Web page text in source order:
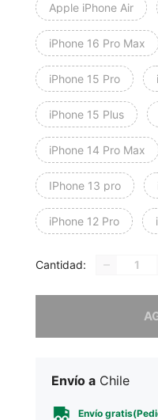
Apple iPhone Air
iPhone 16 Pro Max
iPhone 15 Pro
iPhone 15 Plus
iPhone 14 Pro Max
IPhone 13 pro
iPhone 12 Pro
Cantidad:
Envío a Chile
Envío